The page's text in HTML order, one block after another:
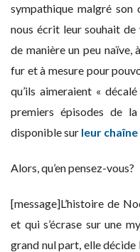
sympathique malgré son
nous écrit leur souhait de
de manière un peu naïve,
fur et à mesure pour
qu’ils aimeraient «
premiers épisodes de
disponible sur leur
Alors, qu’en pensez-vous?
[message]L’histoire de
et qui s’écrase sur une
grand nul part, elle décide